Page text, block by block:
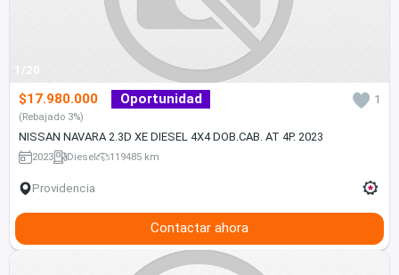
1/20
$17.980.000 Oportunidad 1
(Rebajado 3%)
NISSAN NAVARA 2.3D XE DIESEL 4X4 DOB.CAB. AT 4P. 2023
2023 Diesel 119485 km
Providencia
Contactar ahora